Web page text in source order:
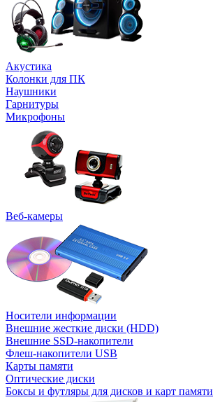
Акустика
Колонки для ПК
Наушники
Гарнитуры
Микрофоны
Веб-камеры
Носители информации
Внешние жесткие диски (HDD)
Внешние SSD-накопители
Флеш-накопители USB
Карты памяти
Оптические диски
Боксы и футляры для дисков и карт памяти